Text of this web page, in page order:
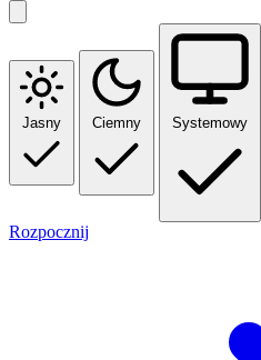
Jasny Ciemny Systemowy
Rozpocznij